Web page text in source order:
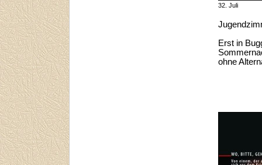
32. Juli
Erst in
ohne